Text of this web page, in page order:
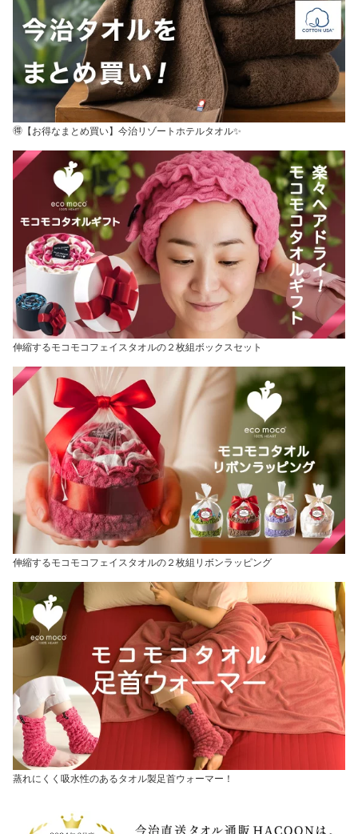
🉐【お得なまとめ買い】今治リゾートホテルタオル✨
伸縮するモコモコフェイスタオルの２枚組ボックスセット
伸縮するモコモコフェイスタオルの２枚組リボンラッピング
蒸れにくく吸水性のあるタオル製足首ウォーマー！